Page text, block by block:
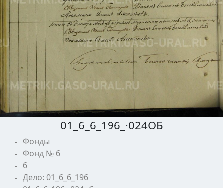
01_6_6_196_·024ОБ
Фонды
Фонд № 6
6
Дело: 01_6_6_196